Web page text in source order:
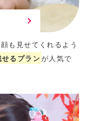
も見せてくれるよう
るプランが人気で